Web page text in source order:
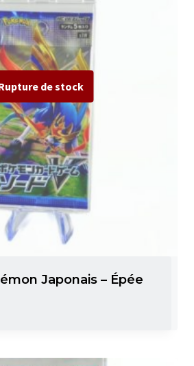
Japonais – Épée